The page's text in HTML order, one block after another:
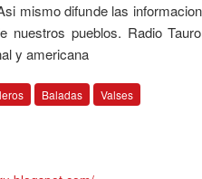
mismo difunde las
nuestros pueblos. Radio
y americana
Baladas Valses